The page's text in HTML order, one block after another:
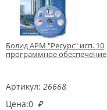
Болид АРМ "Ресурс" исп. 10
программное обеспечение
Артикул: 26668
Цена:0 ₽